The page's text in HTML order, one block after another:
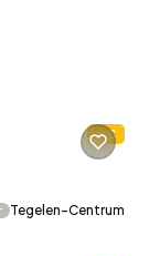
C
Tegelen-Centrum